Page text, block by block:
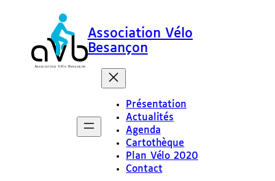
Association Vélo
Besançon
Présentation
Actualités
Agenda
Cartothèque
Plan Vélo 2020
Contact